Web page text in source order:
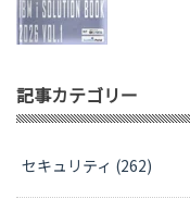
記事カテゴリー
セキュリティ (262)